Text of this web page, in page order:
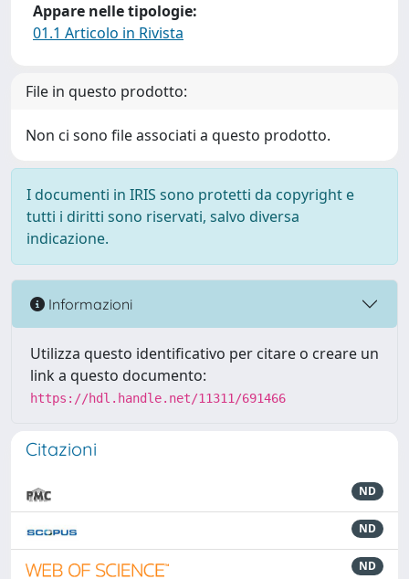
Appare nelle tipologie:
01.1 Articolo in Rivista
File in questo prodotto:
Non ci sono file associati a questo prodotto.
I documenti in IRIS sono protetti da copyright e
tutti i diritti sono riservati, salvo diversa
indicazione.
Informazioni
Utilizza questo identificativo per citare o creare un
link a questo documento:
https://hdl.handle.net/11311/691466
Citazioni
ND
ND
ND